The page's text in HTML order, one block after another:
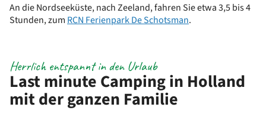
An die Nordseeküste, nach Zeeland, fahren Sie etwa 3,5 bis 4
Stunden, zum RCN Ferienpark De Schotsman.
Last minute Camping in Holland
mit der ganzen Familie
Herrlich entspannt in den Urlaub